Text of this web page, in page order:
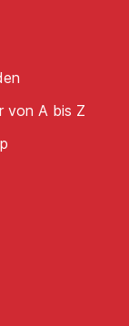
von A bis Z